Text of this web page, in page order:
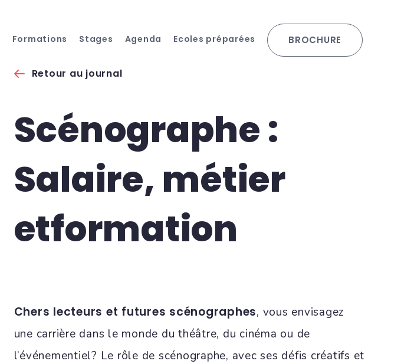
Formations Stages Agenda Ecoles préparées BROCHURE
Retour au journal
Scénographe :
Salaire, métier
etformation
Chers lecteurs et futures scénographes, vous envisagez
une carrière dans le monde du théâtre, du cinéma ou de
l’événementiel? Le rôle de scénographe, avec ses défis créatifs et